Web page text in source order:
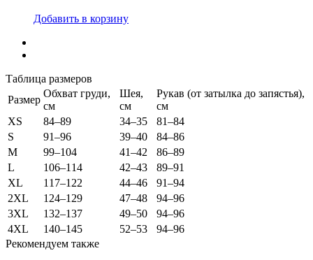
Добавить в корзину
Таблица размеров
Размер
Обхват груди,
см
Шея,
см
Рукав (от затылка до запястья),
см
XS
84–89 34–35
81–84
S
91–96 39–40
84–86
M
99–104 41–42
86–89
L
106–114 42–43
89–91
XL
117–122 44–46
91–94
2XL
124–129 47–48
94–96
3XL
132–137 49–50
94–96
4XL
140–145 52–53
94–96
Рекомендуем также